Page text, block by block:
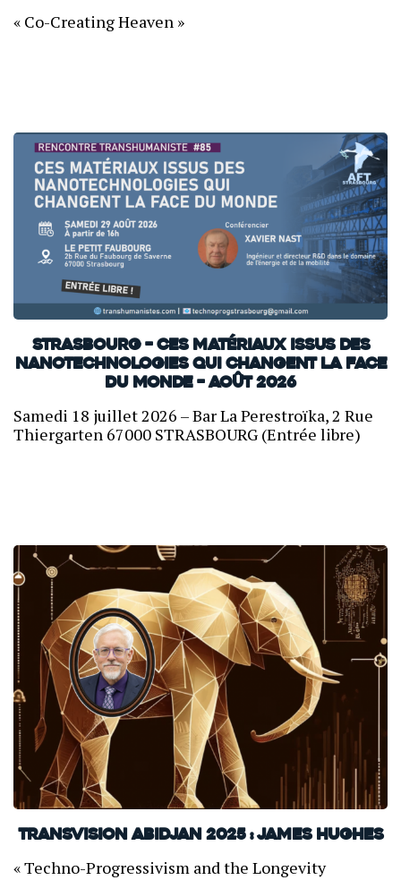
« Co-Creating Heaven »
Strasbourg – Ces matériaux issus des
nanotechnologies qui changent la face
du monde – Août 2026
Samedi 18 juillet 2026 – Bar La Perestroïka, 2 Rue
Thiergarten 67000 STRASBOURG (Entrée libre)
TransVision Abidjan 2025 : James Hughes
« Techno-Progressivism and the Longevity